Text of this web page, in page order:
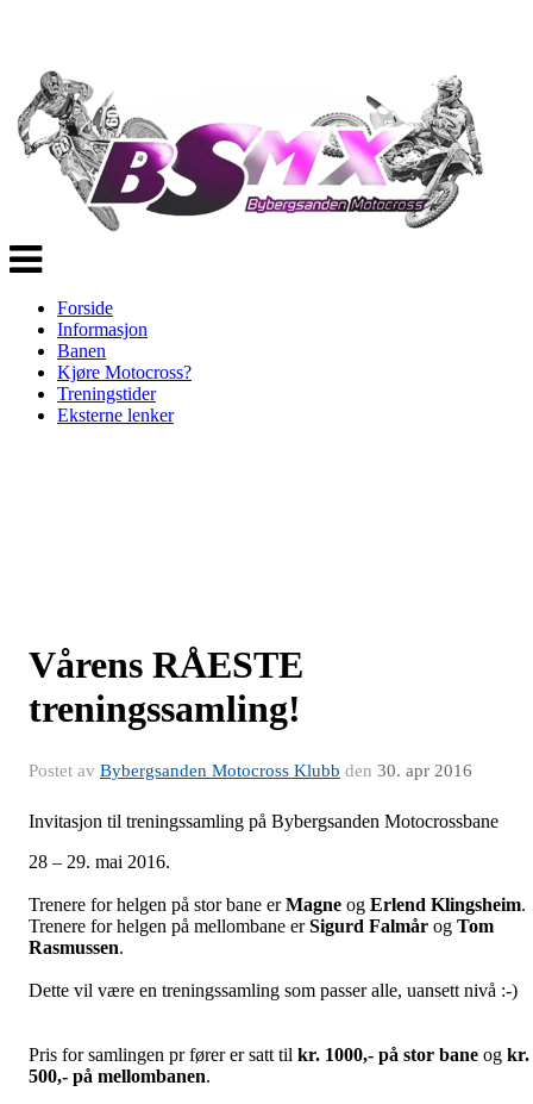
Veksle
navigasjon
Forside
Informasjon
Banen
Kjøre Motocross?
Treningstider
Eksterne lenker
Vårens RÅESTE
treningssamling!
Postet av Bybergsanden Motocross Klubb den 30. apr 2016
Invitasjon til treningssamling på Bybergsanden Motocrossbane
28 – 29. mai 2016.
Trenere for helgen på stor bane erMagne og Erlend Klingsheim.
Trenere for helgen på mellombane erSigurd Falmår og Tom
Rasmussen.
Dette vil være en treningssamling som passer alle, uansett nivå :-)
Pris for samlingen pr fører er satt til kr. 1000,- på stor bane og kr.
500,- på mellombanen.